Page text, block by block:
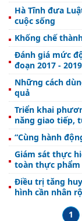
Hà Tĩnh đưa Luật phòng, chống tác hại của rượu, bia vào
cuộc sống
Khống chế
Đánh giá mức
đoạn 2017 - 2019
Những cách
quả
Triển khai
năng giao tiếp,
“Cùng hành
Giám sát thực
toàn thực phẩm
Điều trị tăng
hình cần nhân
1